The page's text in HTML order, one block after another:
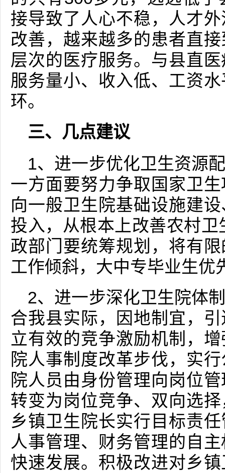
接导致了人心不稳，人才
改善，越来越多的患者直
层次的医疗服务。与县直
服务量小、收入低、工资
环。
三、几点建议
1、进一步优化卫生资源
一方面要努力争取国家卫
向一般卫生院基础设施建
投入，从根本上改善农村
政部门要统筹规划，将有
工作倾斜，大中专毕业生优
2、进一步深化卫生院体
合我县实际，因地制宜，
立有效的竞争激励机制，
院人事制度改革步伐，实
院人员由身份管理向岗位
转变为岗位竞争、双向选
乡镇卫生院长实行目标责
人事管理、财务管理的自
快速发展。积极改进对乡